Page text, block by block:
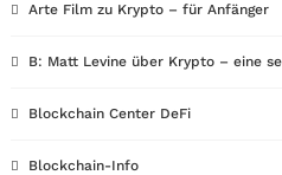
Arte Film zu Krypto – für Anfänger
B: Matt Levine über Krypto – eine
Blockchain Center DeFi
Blockchain-Info